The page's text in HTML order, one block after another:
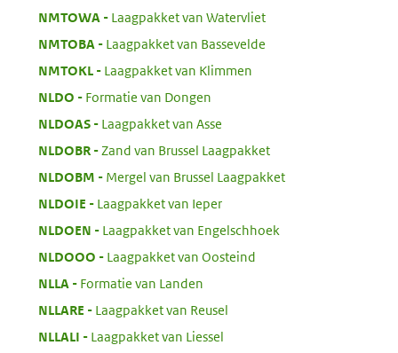
NMTOWA
Laagpakket van Watervliet
NMTOBA
Laagpakket van Bassevelde
NMTOKL
Laagpakket van Klimmen
NLDO
Formatie van Dongen
NLDOAS:
Laagpakket van Asse
NLDOBR:
Zand van Brussel Laagpakket
NLDOBM
Mergel van Brussel Laagpakket
NLDOIE
Laagpakket van Ieper
NLDOEN
Laagpakket van Engelschhoek
NLDOOO
Laagpakket van Oosteind
NLLA
Formatie van Landen
NLLARE
Laagpakket van Reusel
NLLALI
Laagpakket van Liessel